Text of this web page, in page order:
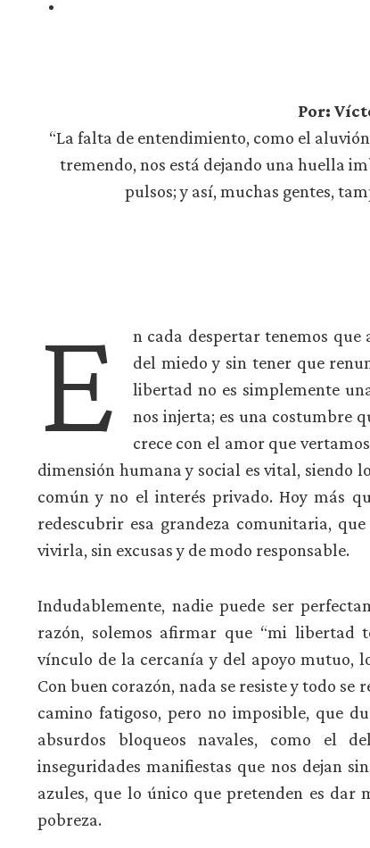
Por:
“La falta de entendimiento, como el
tremendo, nos está dejando una huella
pulsos; y así, muchas gentes,
E
n cada despertar tenemos
del miedo y sin tener que
libertad no es simplemente
nos injerta; es una costumbre
crece con el amor que
dimensión humana y social es vital, siendo
común y no el interés privado. Hoy más
redescubrir esa grandeza comunitaria,
vivirla, sin excusas y de modo responsable.
Indudablemente, nadie puede ser
razón, solemos afirmar que “mi libertad
vínculo de la cercanía y del apoyo mutuo,
Con buen corazón, nada se resiste y todo
camino fatigoso, pero no imposible, que
absurdos bloqueos navales, como el
inseguridades manifiestas que nos dejan
azules, que lo único que pretenden es dar
pobreza.